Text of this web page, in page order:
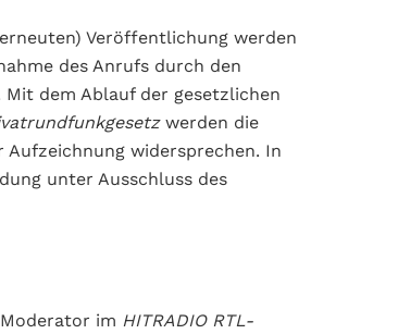
Veröffentlichung werden
des Anrufs durch den
dem Ablauf der gesetzlichen
werden die
widersprechen. In
unter Ausschluss des
im HITRADIO RTL-